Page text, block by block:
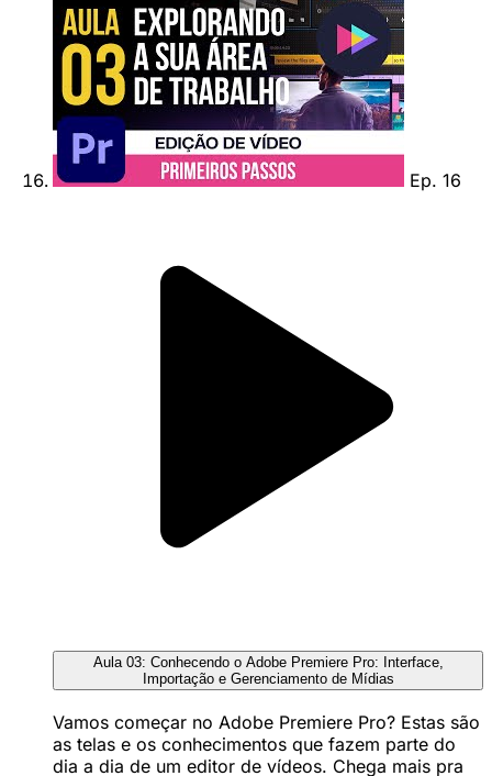
Ep. 16
Aula 03: Conhecendo o Adobe Premiere Pro: Interface,
Importação e Gerenciamento de Mídias
Vamos começar no Adobe Premiere Pro? Estas são
as telas e os conhecimentos que fazem parte do
dia a dia de um editor de vídeos. Chega mais pra